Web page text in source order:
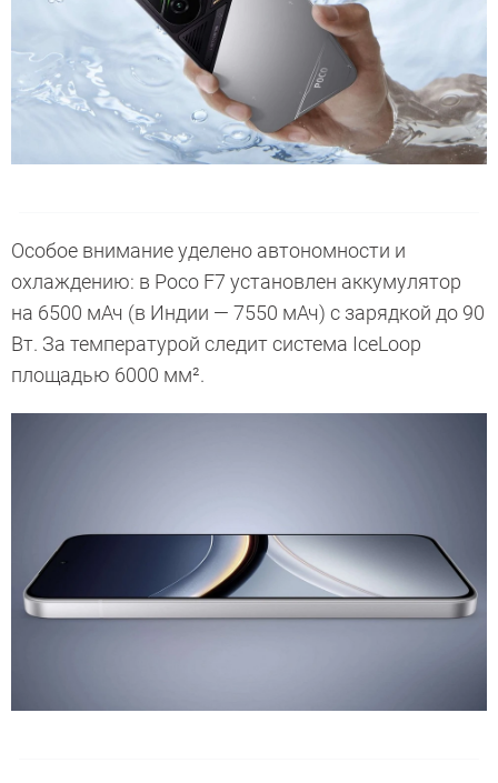
Особое внимание уделено автономности и
охлаждению: в Poco F7 установлен аккумулятор
на 6500 мАч (в Индии — 7550 мАч) с зарядкой до 90
Вт. За температурой следит система IceLoop
площадью 6000 мм².